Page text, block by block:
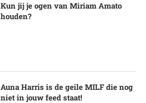
Kun jij je ogen van Miriam Amato
houden?
Auna Harris is de geile MILF die nog
niet in jouw feed staat!